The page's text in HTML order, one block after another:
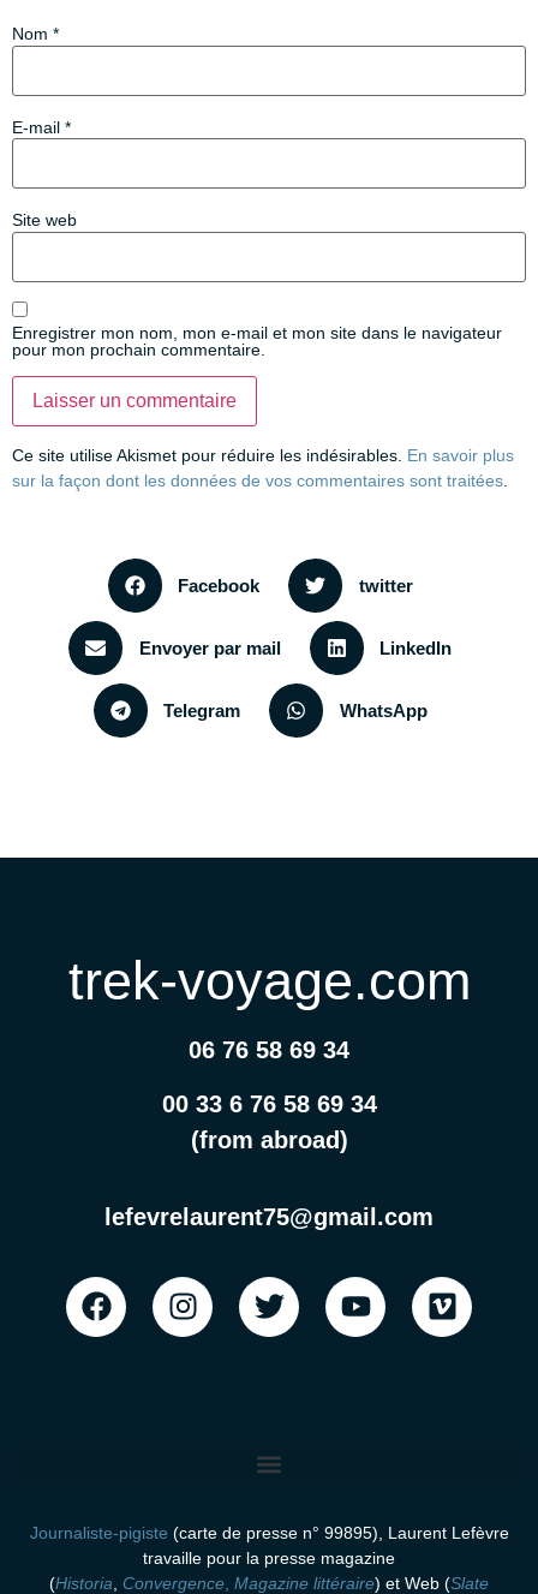
Nom *
E-mail *
Site web
Enregistrer mon nom, mon e-mail et mon site dans le navigateur
pour mon prochain commentaire.
Ce site utilise Akismet pour réduire les indésirables. En savoir plus
sur la façon dont les données de vos commentaires sont traitées
Facebook twitter
Envoyer par mail LinkedIn
Telegram WhatsApp
trek-voyage.com
06 76 58 69 34
00 33 6 76 58 69 34
(from abroad)
lefevrelaurent75@gmail.com
Journaliste-pigiste (carte de presse n° 99895), Laurent Lefèvre
travaille pour la presse magazine
(Historia Convergence Magazine littéraire) et Web (Slate